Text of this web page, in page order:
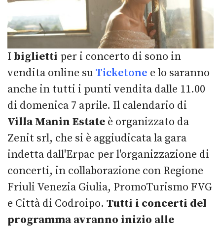
I biglietti per i concerto di sono in
vendita online su Ticketone e lo saranno
anche in tutti i punti vendita dalle 11.00
di domenica 7 aprile. Il calendario di
Villa Manin Estate è organizzato da
Zenit srl, che si è aggiudicata la gara
indetta dall'Erpac per l'organizzazione di
concerti, in collaborazione con Regione
Friuli Venezia Giulia, PromoTurismo FVG
e Città di Codroipo. Tutti i concerti del
programma avranno inizio alle